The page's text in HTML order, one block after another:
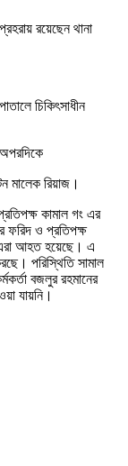
রয়েছেন থানা
চিকিৎসাধীন
মালেক রিয়াজ।
কামাল গং এর
ফরিদ ও প্রতিপক্ষ
আহত হয়েছে। এ
পরিস্থিতি সামাল
বজলুর রহমানের
যায়নি।